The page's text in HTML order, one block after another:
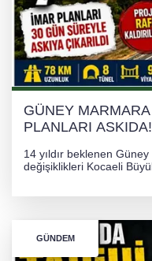
GÜNEY
GÜNEY
PLANLARI ASKIDA!
14 yıldır beklenen
değişiklikleri Kocaeli
GÜNDEM